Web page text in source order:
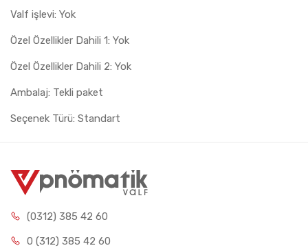
Valf işlevi: Yok
Özel Özellikler Dahili 1: Yok
Özel Özellikler Dahili 2: Yok
Ambalaj: Tekli paket
Seçenek Türü: Standart
(0312) 385 42 60
0 (312) 385 42 60